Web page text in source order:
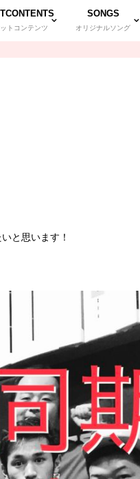
トコンテンツ
SONGS
オリジナルソング
と思います！